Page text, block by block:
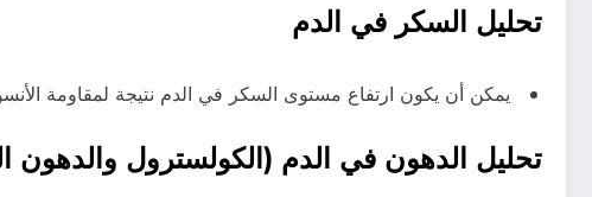
تحليل السكر في الدم
يمكن أن يكون ارتفاع مستوى السكر في الدم نتيجة لمقاومة
تحليل الدهون في الدم (الكولسترول والدهون